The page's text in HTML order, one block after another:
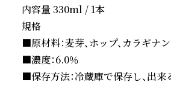
内容量 330ml / 1本
規格
■原材料：麦芽、ホップ、カラギナン
■濃度：6.0％
■保存方法：冷蔵庫で保存し、出